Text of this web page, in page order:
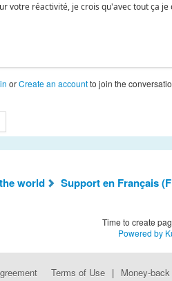
votre réactivité, je crois qu'avec tout ça je
orCreate an accountto join the
world Support en Français
Time to create
Powered by
Terms of Use | Money-